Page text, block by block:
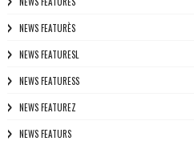
NEWS FEATURÈS
NEWS FEATURESL
NEWS FEATURESS
NEWS FEATUREZ
NEWS FEATURS